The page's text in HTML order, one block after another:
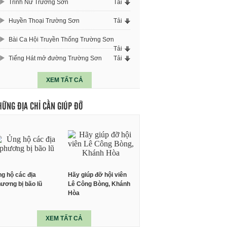
Trinh Nữ Trường Sơn Tải
Huyền Thoại Trường Sơn Tải
Bài Ca Hội Truyền Thống Trường Sơn
Tải
Tiếng Hát mở đường Trường Sơn
Tải
XEM TẤT CẢ
ĐỊA CHỈ CẦN GIÚP ĐỠ
hộ các địa
bị bão lũ
Hãy giúp đỡ hội viên
Lê Công Bòng, Khánh
Hòa
XEM TẤT CẢ